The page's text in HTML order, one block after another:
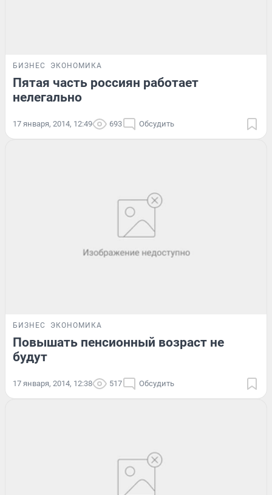
БИЗНЕС ЭКОНОМИКА
Пятая часть россиян работает
нелегально
17 января, 2014, 12:49 693 Обсудить
БИЗНЕС ЭКОНОМИКА
Повышать пенсионный возраст не
будут
17 января, 2014, 12:38 517 Обсудить